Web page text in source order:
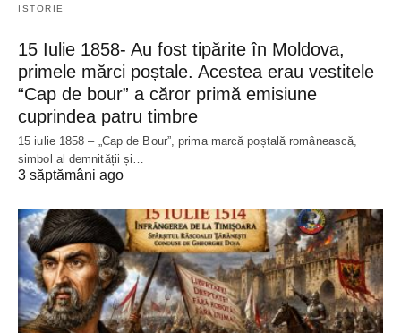
ISTORIE
15 Iulie 1858- Au fost tipărite în Moldova,
primele mărci poștale. Acestea erau vestitele
“Cap de bour” a căror primă emisiune
cuprindea patru timbre
15 iulie 1858 – „Cap de Bour”, prima marcă poștală românească,
simbol al demnității și…
3 săptămâni ago